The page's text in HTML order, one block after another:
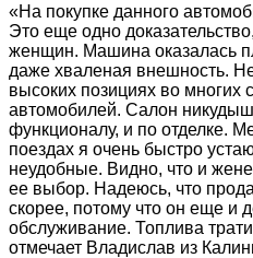
«На покупке данного
Это еще одно
женщин. Машина оказалась
даже хваленая внешность.
высоких позициях во многих
автомобилей. Салон
функционалу, и по отделке.
поездах я очень быстро
неудобные. Видно, что и
ее выбор. Надеюсь, что
скорее, потому что он еще и
обслуживание. Топлива
отмечает Владислав из